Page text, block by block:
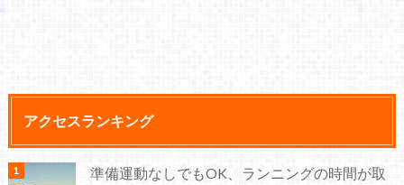
アクセスランキング
準備運動なしでもOK、ランニングの時間が取